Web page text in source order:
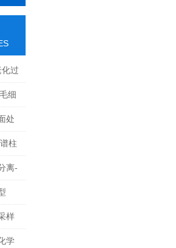
过
？
细
处
柱
品
离-
样
学